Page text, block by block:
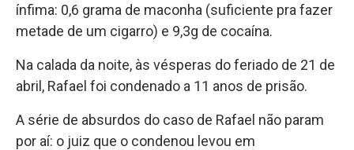
ínfima: 0,6 grama de maconha (suficiente pra fazer
metade de um cigarro) e 9,3g de cocaína.
Na calada da noite, às vésperas do feriado de 21 de
abril, Rafael foi condenado a 11 anos de prisão.
A série de absurdos do caso de Rafael não param
por aí: o juiz que o condenou levou em